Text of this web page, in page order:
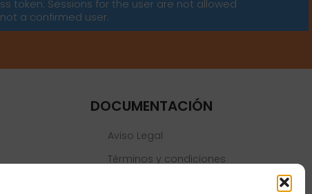
token: Sessions for the user are not allowed
a confirmed user.
DOCUMENTACIÓN
Aviso Legal
Términos y condiciones